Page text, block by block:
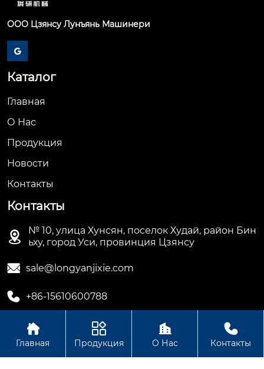
ООО Цзянсу Лунъянь Машинери

Каталог
Главная
О Hас
Продукция
Новости
Контакты
Контакты

№ 10, улица Хунсян, поселок Худай, район Бин
ьху, город Уси, провинция Цзянсу
 sale@longyanjixie.com
 +86-15610600788
Авторское право©ООО Цзянсу Лунъянь Машинери

Главная

Продукция

О Нас

Контакты